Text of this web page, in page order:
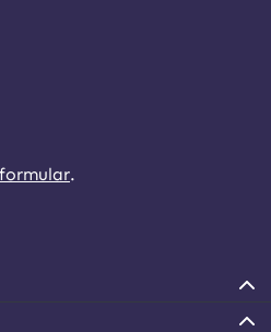
.
– öffnet in neuem Tab
vorbei – öffnet in neuem Tab